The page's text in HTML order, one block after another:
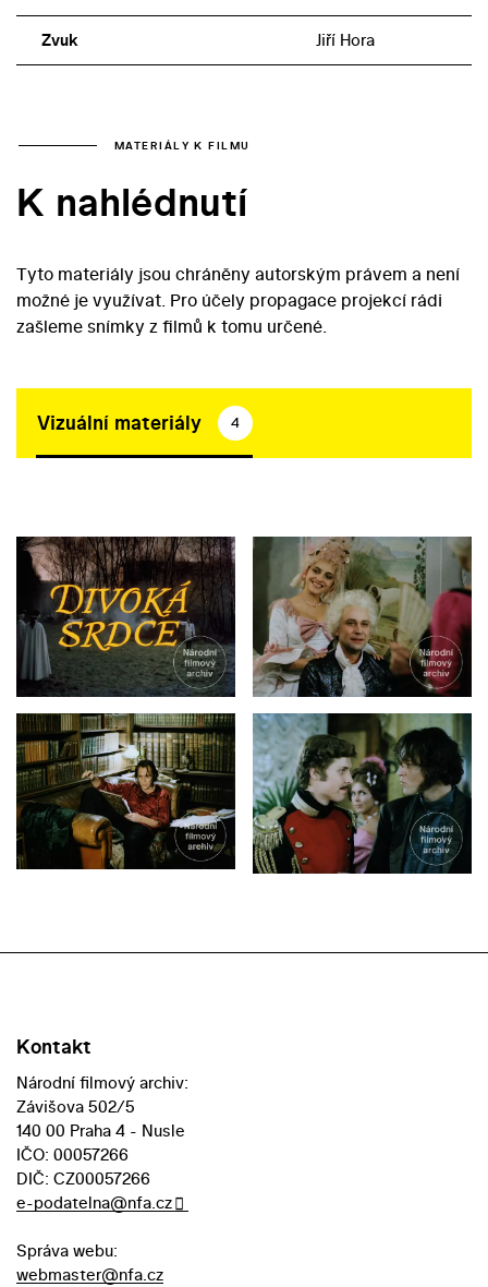
Zvuk Jiří Hora
MATERIÁLY K FILMU
K nahlédnutí
Tyto materiály jsou chráněny autorským právem a není
možné je využívat. Pro účely propagace projekcí rádi
zašleme snímky z filmů k tomu určené.
Vizuální materiály 4
Kontakt
Národní filmový archiv:
Závišova 502/5
140 00 Praha 4 - Nusle
IČO: 00057266
DIČ: CZ00057266
e-podatelna@nfa.cz
Správa webu:
webmaster@nfa.cz